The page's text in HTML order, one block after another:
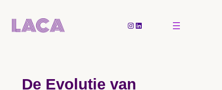
para
Instagram
LinkedIn
De Evolutie van